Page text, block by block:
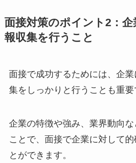
面接対策のポイント2：
報収集を行うこと
面接で成功するためには、企
集をしっかりと行うことも重要
企業の特徴や強み、業界動向な
ことで、面接で企業に対して
とができます。